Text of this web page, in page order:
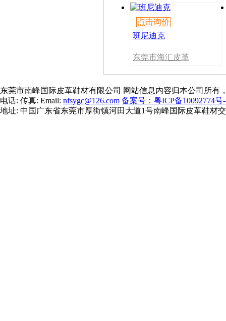
点击询价
班尼迪克
东莞市海汇皮革
东莞市南峰国际皮革鞋材有限公司 网站信息内容归本公司所有
电话: 传真: Email: nfsygc@126.com 备案号：粤ICP备10092774号
地址: 中国广东省东莞市厚街镇河田大道1号南峰国际皮革鞋材